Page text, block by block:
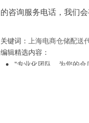
的咨询服务电话，我们
关键词： 上海电商仓储配送
编辑精选内容：
"专业化团队，为您的